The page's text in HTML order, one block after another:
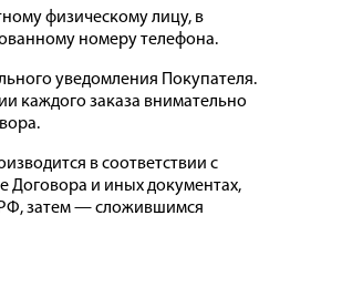
физическому лицу, в
номеру телефона.
уведомления Покупателя.
каждого заказа внимательно
в соответствии с
Договора и иных документах,
РФ, затем — сложившимся